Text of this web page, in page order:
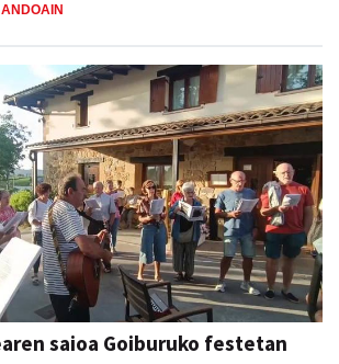
ANDOAIN
saioa Goiburuko festetan